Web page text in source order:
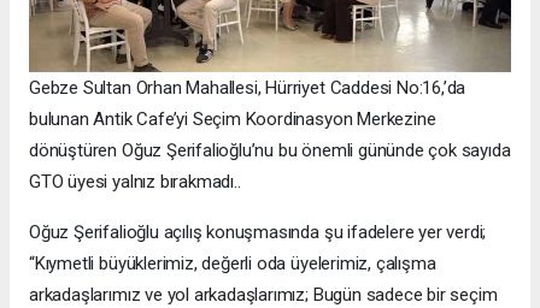
Gebze Sultan Orhan Mahallesi, Hürriyet Caddesi No:16,’da
bulunan Antik Cafe’yi Seçim Koordinasyon Merkezine
dönüştüren Oğuz Şerifalioğlu’nu bu önemli gününde çok sayıda
GTO üyesi yalnız bırakmadı..
Oğuz Şerifalioğlu açılış konuşmasında şu ifadelere yer verdi;
“Kıymetli büyüklerimiz, değerli oda üyelerimiz, çalışma
arkadaşlarımız ve yol arkadaşlarımız; Bugün sadece bir seçim